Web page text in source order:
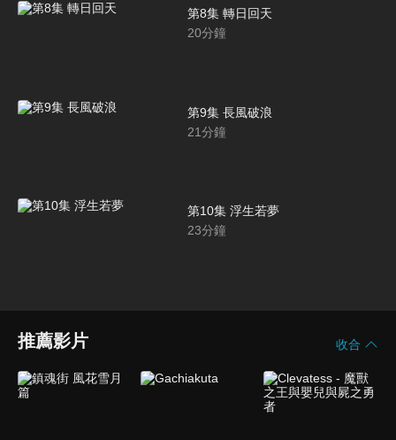
第8集 轉日回天
20分鐘
第9集 長風破浪
21分鐘
第10集 浮生若夢
23分鐘
推薦影片 收合